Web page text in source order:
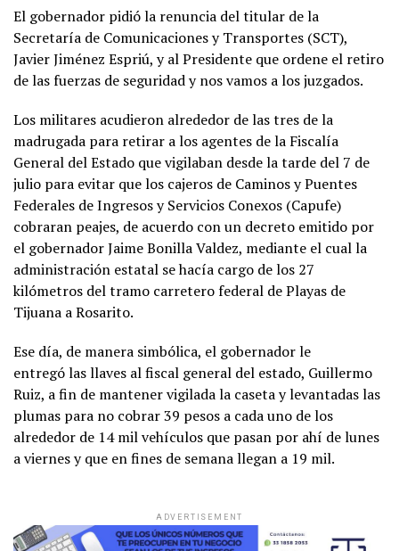
El gobernador pidió la renuncia del titular de la
Secretaría de Comunicaciones y Transportes (SCT),
Javier Jiménez Espriú, y al Presidente que ordene el retiro
de las fuerzas de seguridad y nos vamos a los juzgados.
Los militares acudieron alrededor de las tres de la
madrugada para retirar a los agentes de la Fiscalía
General del Estado que vigilaban desde la tarde del 7 de
julio para evitar que los cajeros de Caminos y Puentes
Federales de Ingresos y Servicios Conexos (Capufe)
cobraran peajes, de acuerdo con un decreto emitido por
el gobernador Jaime Bonilla Valdez, mediante el cual la
administración estatal se hacía cargo de los 27
kilómetros del tramo carretero federal de Playas de
Tijuana a Rosarito.
Ese día, de manera simbólica, el gobernador le
entregó las llaves al fiscal general del estado, Guillermo
Ruiz, a fin de mantener vigilada la caseta y levantadas las
plumas para no cobrar 39 pesos a cada uno de los
alrededor de 14 mil vehículos que pasan por ahí de lunes
a viernes y que en fines de semana llegan a 19 mil.
ADVERTISEMENT